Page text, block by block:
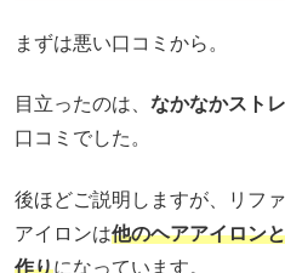
まずは悪い口コミから。
目立ったのは、 なかなかスト
口コミでした。
後ほどご説明しますが、リフ
アイロンは他のヘアアイロン
作りになっています。